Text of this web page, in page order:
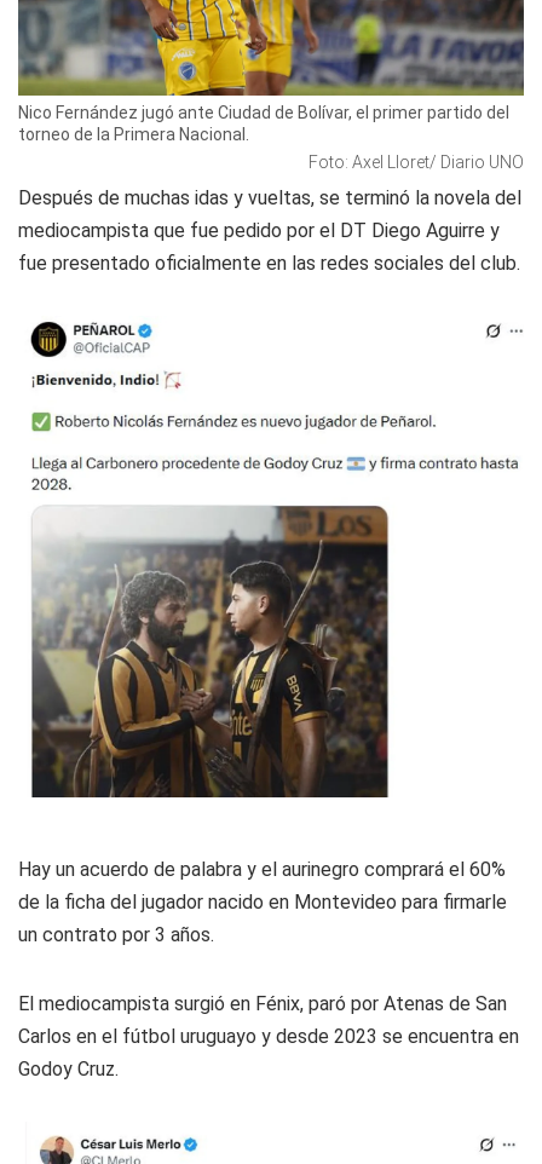
Nico Fernández jugó ante Ciudad de Bolívar, el primer partido del
torneo de la Primera Nacional.
Foto: Axel Lloret/ Diario UNO
Después de muchas idas y vueltas, se terminó la novela del
mediocampista que fue pedido por el DT Diego Aguirre y
fue presentado oficialmente en las redes sociales del club.
Hay un acuerdo de palabra y el aurinegro comprará el 60%
de la ficha del jugador nacido en Montevideo para firmarle
un contrato por 3 años.
El mediocampista surgió en Fénix, paró por Atenas de San
Carlos en el fútbol uruguayo y desde 2023 se encuentra en
Godoy Cruz.